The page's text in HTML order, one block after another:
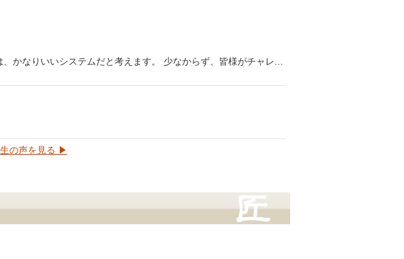
かなりいいシステムだと考えます。 少なからず、皆様がチャレ...
の声を見る ▶